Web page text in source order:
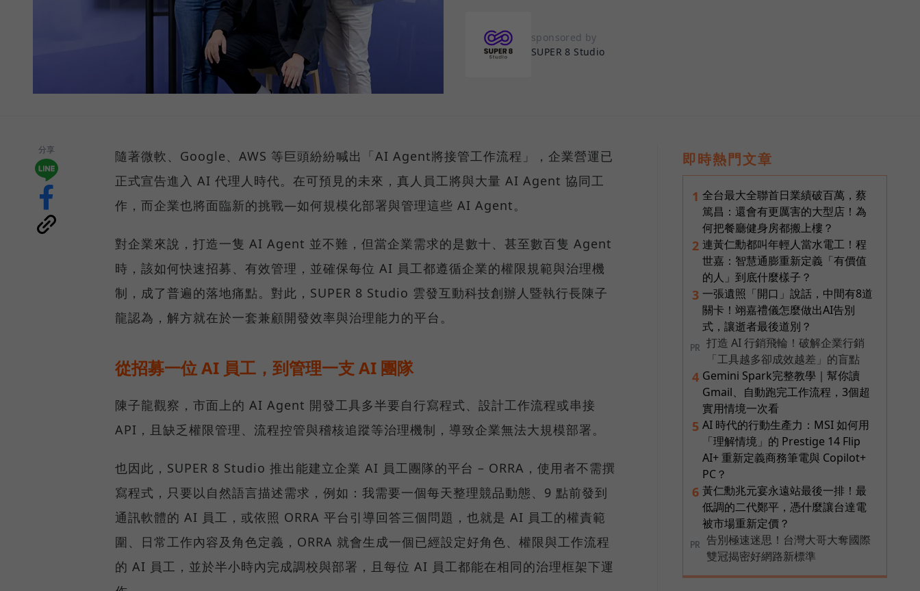
sponsored by
SUPER 8 Studio
分享
隨著微軟、Google、AWS 等巨頭紛紛喊出「AI Agent將接管工作流程」，企業營運已
正式宣告進入 AI 代理人時代。在可預見的未來，真人員工將與大量 AI Agent 協同工
作，而企業也將面臨新的挑戰—如何規模化部署與管理這些 AI Agent。
對企業來說，打造一隻 AI Agent 並不難，但當企業需求的是數十、甚至數百隻 Agent
時，該如何快速招募、有效管理，並確保每位 AI 員工都遵循企業的權限規範與治理機
制，成了普遍的落地痛點。對此，SUPER 8 Studio 雲發互動科技創辦人暨執行長陳子
龍認為，解方就在於一套兼顧開發效率與治理能力的平台。
從招募一位 AI 員工，到管理一支 AI 團隊
陳子龍觀察，市面上的 AI Agent 開發工具多半要自行寫程式、設計工作流程或串接
API，且缺乏權限管理、流程控管與稽核追蹤等治理機制，導致企業無法大規模部署。
也因此，SUPER 8 Studio 推出能建立企業 AI 員工團隊的平台 – ORRA，使用者不需撰
寫程式，只要以自然語言描述需求，例如：我需要一個每天整理競品動態、9 點前發到
通訊軟體的 AI 員工，或依照 ORRA 平台引導回答三個問題，也就是 AI 員工的權責範
圍、日常工作內容及角色定義，ORRA 就會生成一個已經設定好角色、權限與工作流程
的 AI 員工，並於半小時內完成調校與部署，且每位 AI 員工都能在相同的治理框架下運
即時熱門文章
1 全台最大全聯首日業績破百萬，蔡
篤昌：還會有更厲害的大型店！為
何把餐廳健身房都搬上樓？
2 連黃仁勳都叫年輕人當水電工！程
世嘉：智慧通膨重新定義「有價值
的人」到底什麼樣子？
3 一張遺照「開口」說話，中間有8道
關卡！翊嘉禮儀怎麼做出AI告別
式，讓逝者最後道別？
PR
打造 AI 行銷飛輪！破解企業行銷
「工具越多卻成效越差」的盲點
4 Gemini Spark完整教學｜幫你讀
Gmail、自動跑完工作流程，3個超
實用情境一次看
5 AI 時代的行動生產力：MSI 如何用
「理解情境」的 Prestige 14 Flip
AI+ 重新定義商務筆電與 Copilot+
PC？
6 黃仁勳兆元宴永遠站最後一排！最
低調的二代鄭平，憑什麼讓台達電
被市場重新定價？
PR
告別極速迷思！台灣大哥大奪國際
雙冠揭密好網路新標準